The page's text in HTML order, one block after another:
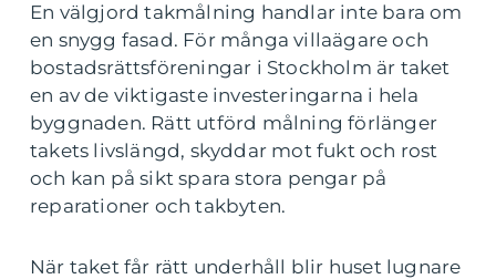
En välgjord takmålning handlar inte bara om
en snygg fasad. För många villaägare och
bostadsrättsföreningar i Stockholm är taket
en av de viktigaste investeringarna i hela
byggnaden. Rätt utförd målning förlänger
takets livslängd, skyddar mot fukt och rost
och kan på sikt spara stora pengar på
reparationer och takbyten.
När taket får rätt underhåll blir huset lugnare